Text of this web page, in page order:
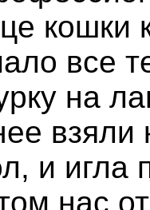
кошки
все
на
взяли
и игла
нас